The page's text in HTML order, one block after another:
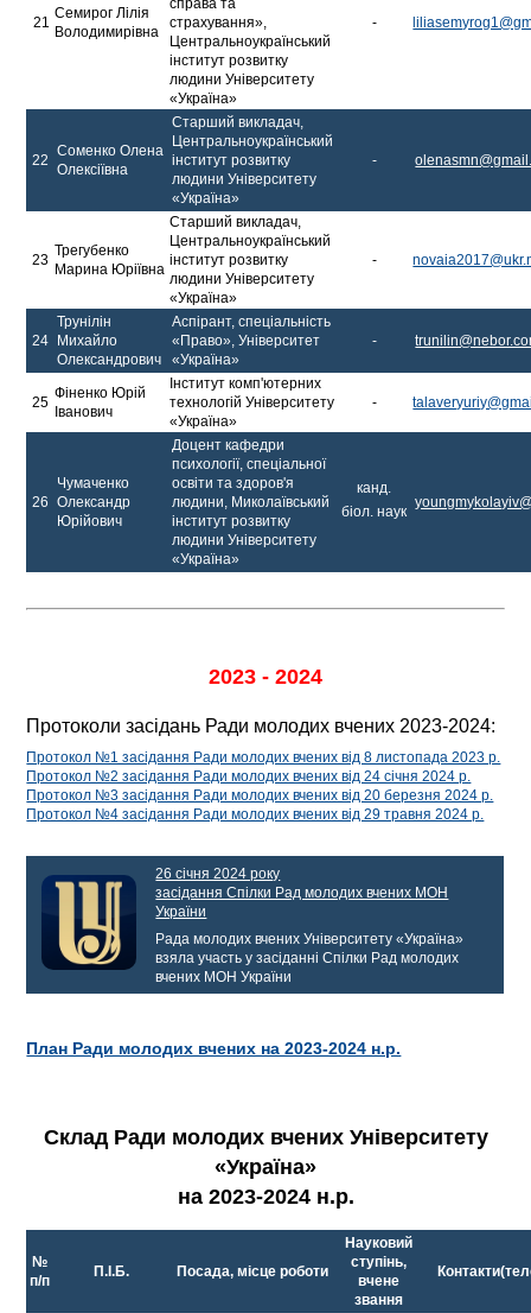
21
Семирог Лілія
Володимирівна
справа та
страхування»,
Центральноукраїнський
інститут розвитку
людини Університету
«Україна»
-
22
Соменко Олена
Олексіївна
Старший викладач,
Центральноукраїнський
інститут розвитку
людини Університету
«Україна»
-
23
Трегубенко
Марина Юріївна
Старший викладач,
Центральноукраїнський
інститут розвитку
людини Університету
«Україна»
-
24
Трунілін
Михайло
Олександрович
Аспірант, спеціальність
«Право», Університет
«Україна»
-
25
Фіненко Юрій
Іванович
Інститут комп'ютерних
технологій Університету
«Україна»
-
26
Чумаченко
Олександр
Юрійович
Доцент кафедри
психології, спеціальної
освіти та здоров'я
людини, Миколаївський
інститут розвитку
людини Університету
«Україна»
канд.
біол. наук
2023 - 2024
Протоколи засідань Ради молодих вчених 2023-2024:
Протокол №1 засідання Ради молодих вчених від 8 листопада 2023 р.
Протокол №2 засідання Ради молодих вчених від 24 січня 2024 р.
Протокол №3 засідання Ради молодих вчених від 20 березня 2024 р.
Протокол №4 засідання Ради молодих вчених від 29 травня 2024 р.
26 січня 2024 року
засідання Спілки Рад молодих вчених МОН
України
Рада молодих вчених Університету «Україна»
взяла участь у засіданні Спілки Рад молодих
вчених МОН України
План Ради молодих вчених на 2023-2024 н.р.
Склад Ради молодих вчених Університету
«Україна»
на 2023-2024 н.р.
№
п/п
П.І.Б. Посада, місце роботи
Науковий
ступінь,
вчене
звання